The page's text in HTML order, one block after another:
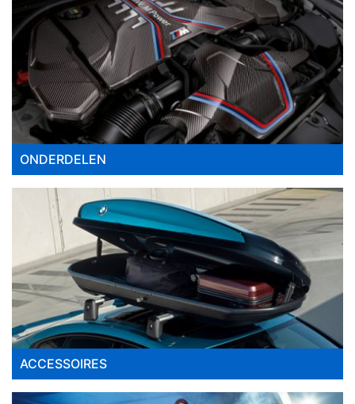
ONDERDELEN
ACCESSOIRES